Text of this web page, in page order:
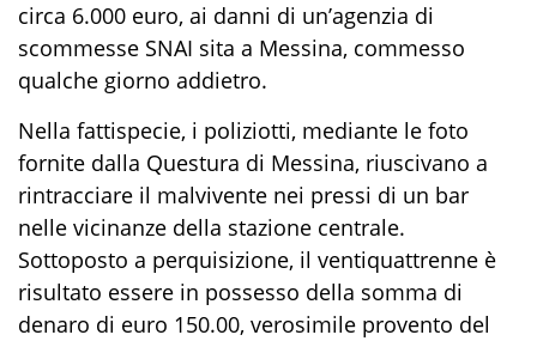
circa 6.000 euro, ai danni di un’agenzia di
scommesse SNAI sita a Messina, commesso
qualche giorno addietro.
Nella fattispecie, i poliziotti, mediante le foto
fornite dalla Questura di Messina, riuscivano a
rintracciare il malvivente nei pressi di un bar
nelle vicinanze della stazione centrale.
Sottoposto a perquisizione, il ventiquattrenne è
risultato essere in possesso della somma di
denaro di euro 150.00, verosimile provento del